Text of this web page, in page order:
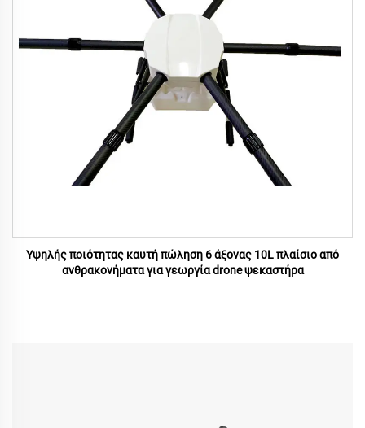
Υψηλής ποιότητας καυτή πώληση 6 άξονας 10L πλαίσιο από
ανθρακονήματα για γεωργία drone ψεκαστήρα